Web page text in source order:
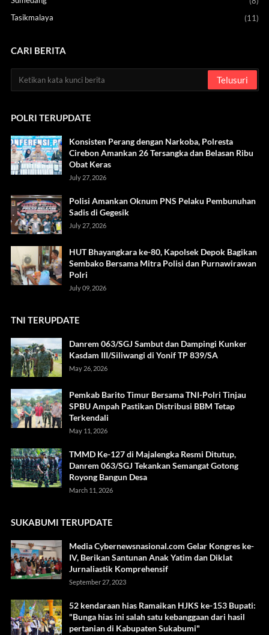
Tasikmalaya
(11)
CARI BERITA
POLRI TERUPDATE
Konsisten Perang dengan Narkoba, Polresta
Cirebon Amankan 26 Tersangka dan Belasan Ribu
Obat Keras
July 27, 2026
Polisi Amankan Oknum PNS Pelaku Pembunuhan
Sadis di Gegesik
July 27, 2026
HUT Bhayangkara ke-80, Kapolsek Depok Bagikan
Sembako Bersama Mitra Polisi dan Purnawirawan
Polri
July 09, 2026
TNI TERUPDATE
Danrem 063/SGJ Sambut dan Dampingi Kunker
Kasdam III/Siliwangi di Yonif TP 839/SA
May 26, 2026
Pemkab Barito Timur Bersama TNI-Polri Tinjau
SPBU Ampah Pastikan Distribusi BBM Tetap
Terkendali
May 11, 2026
TMMD Ke-127 di Majalengka Resmi Ditutup,
Danrem 063/SGJ Tekankan Semangat Gotong
Royong Bangun Desa
March 11, 2026
SUKABUMI TERUPDATE
Media Cybernewsnasional.com Gelar Kongres ke-
IV, Berikan Santunan Anak Yatim dan Diklat
Jurnaliastik Komprehensif
September 27, 2023
52 kendaraan hias Ramaikan HJKS ke-153 Bupati:
"Bunga hias ini salah satu kebanggaan dari hasil
pertanian di Kabupaten Sukabumi"